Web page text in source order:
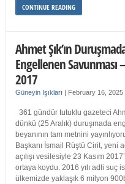
CONTINUE READING
Ahmet Şık’ın
Engellenen Savunması
2017
Güneyin Işıkları | February 16, 2025
361 gündür tutuklu gazeteci
dünkü (25 Aralık) duruşmada
beyanının tam metnini
Başkanı İsmail Rüştü Cirit, yeni
açılışı vesilesiyle 23 Kasım
ortaya koydu. 2016 yılı adli suç
ülkemizde yaklaşık 6 milyon